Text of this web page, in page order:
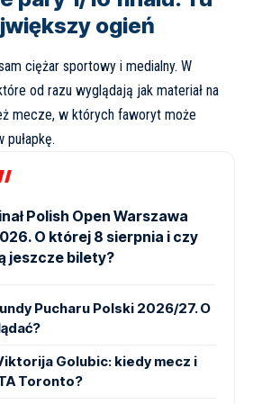
ogień
ciężar sportowy i medialny. W
od razu wyglądają jak materiał na
mecze, w których faworyt może
Polish Open Warszawa
O której 8 sierpnia i czy
jeszcze bilety?
Pucharu Polski 2026/27. O
Golubic: kiedy mecz i
Toronto?